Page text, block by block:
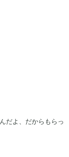
だよ、だからもらっ